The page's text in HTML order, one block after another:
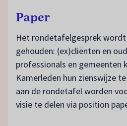
Paper
Het rondetafelgesprek
gehouden: (ex)cliënten en
professionals en gemeenten
Kamerleden hun zienswijze
aan de rondetafel worden
visie te delen via position